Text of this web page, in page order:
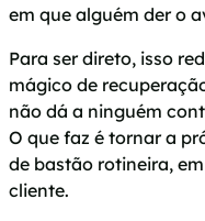
em que alguém der o
Para ser direto, isso
mágico de
não dá a ninguém
O que faz é tornar a
de bastão rotineira,
cliente.